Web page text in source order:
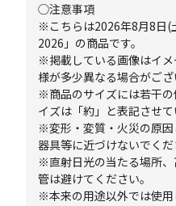
◯注意事項
※こちらは2026年8月8日(
2026」の商品です。
※掲載している画像はイ
様が多少異なる場合がござ
※商品のサイズには若干
イズは「約」と表記させて
※変形・変質・火災の原
器具等に近づけないでくだ
※直射日光の当たる場所
管は避けてください。
※本来の用途以外では使用